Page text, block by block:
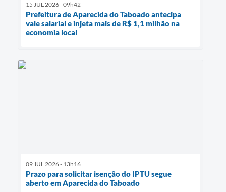
15 JUL 2026 - 09h42
Prefeitura de Aparecida do Taboado antecipa
vale salarial e injeta mais de R$ 1,1 milhão na
economia local
09 JUL 2026 - 13h16
Prazo para solicitar isenção do IPTU segue
aberto em Aparecida do Taboado